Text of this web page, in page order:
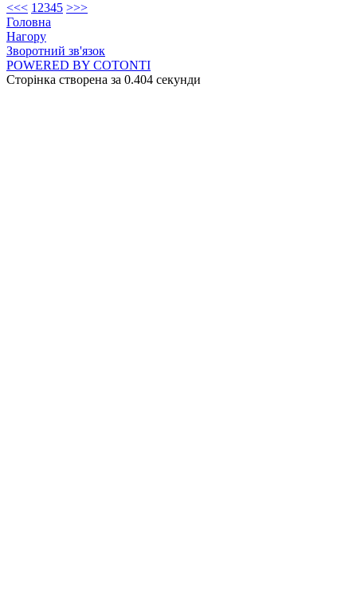
<<< 12345 >>>
Головна
Нагору
Зворотний зв'язок
POWERED BY COTONTI
Сторінка створена за 0.404 секунди